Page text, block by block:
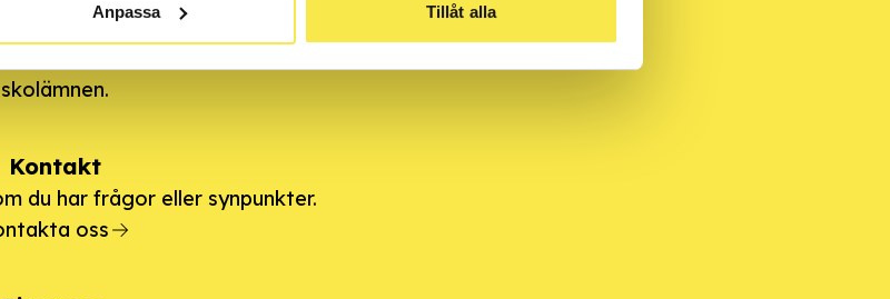
Anpassa Tillåt alla
Syftet med materialet är att integrera
tobak och spel om pengar (ANDTS) i olika
skolämnen.
Kontakt
du har frågor eller synpunkter.
oss